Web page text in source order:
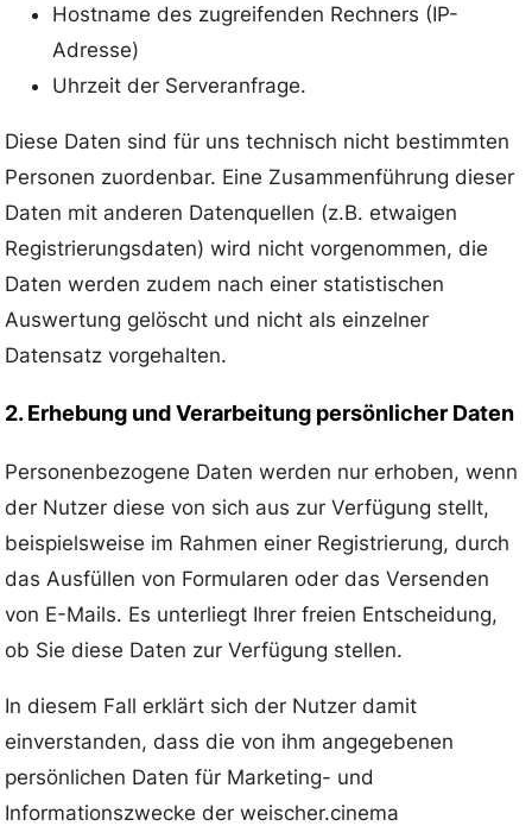
Hostname des zugreifenden Rechners (IP-
Adresse)
Uhrzeit der Serveranfrage.
Diese Daten sind für uns technisch nicht bestimmten
Personen zuordenbar. Eine Zusammenführung dieser
Daten mit anderen Datenquellen (z.B. etwaigen
Registrierungsdaten) wird nicht vorgenommen, die
Daten werden zudem nach einer statistischen
Auswertung gelöscht und nicht als einzelner
Datensatz vorgehalten.
2. Erhebung und Verarbeitung persönlicher Daten
Personenbezogene Daten werden nur erhoben, wenn
der Nutzer diese von sich aus zur Verfügung stellt,
beispielsweise im Rahmen einer Registrierung, durch
das Ausfüllen von Formularen oder das Versenden
von E-Mails. Es unterliegt Ihrer freien Entscheidung,
ob Sie diese Daten zur Verfügung stellen.
In diesem Fall erklärt sich der Nutzer damit
einverstanden, dass die von ihm angegebenen
persönlichen Daten für Marketing- und
Informationszwecke der weischer.cinema